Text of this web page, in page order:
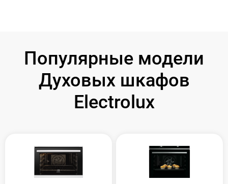
Популярные модели
Духовых шкафов
Electrolux